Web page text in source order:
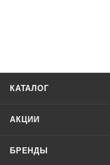
КАТАЛОГ
АКЦИИ
БРЕНДЫ